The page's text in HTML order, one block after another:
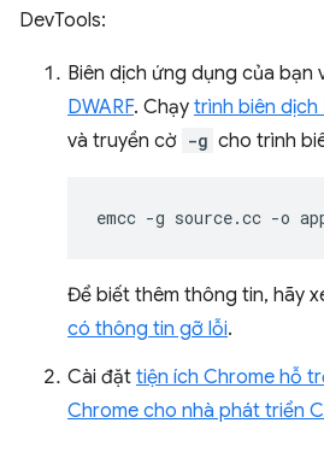
DevTools:
Biên dịch ứng dụng của bạn
DWARF. Chạy trình biên dịch
và truyền cờ -g cho trình
emcc -g source.cc -o
Để biết thêm thông tin, hãy
có thông tin gỡ lỗi.
Cài đặt tiện ích Chrome hỗ
Chrome cho nhà phát triển